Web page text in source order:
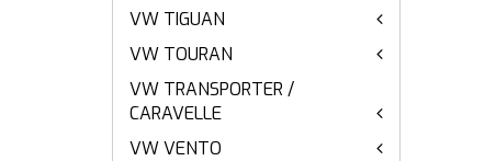
VW TIGUAN
VW TOURAN
VW TRANSPORTER /
CARAVELLE
VW VENTO